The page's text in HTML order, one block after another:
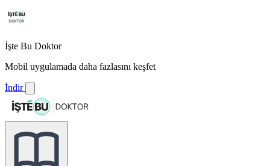
İşte Bu Doktor
Mobil uygulamada daha fazlasını keşfet
İndir